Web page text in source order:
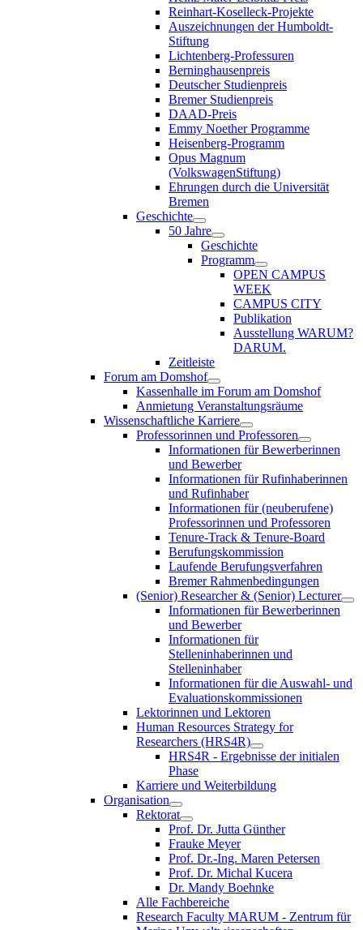
Reinhart-Koselleck-Projekte
Auszeichnungen der Humboldt-
Stiftung
Lichtenberg-Professuren
Berninghausenpreis
Deutscher Studienpreis
Bremer Studienpreis
DAAD-Preis
Emmy Noether Programme
Heisenberg-Programm
Opus Magnum
(VolkswagenStiftung)
Ehrungen durch die Universität
Bremen
Geschichte
50 Jahre
Geschichte
Programm
OPEN CAMPUS
WEEK
CAMPUS CITY
Publikation
Ausstellung WARUM?
DARUM.
Zeitleiste
Forum am Domshof
Kassenhalle im Forum am Domshof
Anmietung Veranstaltungsräume
Wissenschaftliche Karriere
Professorinnen und Professoren
Informationen für Bewerberinnen
und Bewerber
Informationen für Rufinhaberinnen
und Rufinhaber
Informationen für (neuberufene)
Professorinnen und Professoren
Tenure-Track & Tenure-Board
Berufungskommission
Laufende Berufungsverfahren
Bremer Rahmenbedingungen
(Senior) Researcher & (Senior) Lecturer
Informationen für Bewerberinnen
und Bewerber
Informationen für
Stelleninhaberinnen und
Stelleninhaber
Informationen für die Auswahl- und
Evaluationskommissionen
Lektorinnen und Lektoren
Human Resources Strategy for
Researchers (HRS4R)
HRS4R - Ergebnisse der initialen
Phase
Karriere und Weiterbildung
Organisation
Rektorat
Prof. Dr. Jutta Günther
Frauke Meyer
Prof. Dr.-Ing. Maren Petersen
Prof. Dr. Michal Kucera
Dr. Mandy Boehnke
Alle Fachbereiche
Research Faculty MARUM - Zentrum für